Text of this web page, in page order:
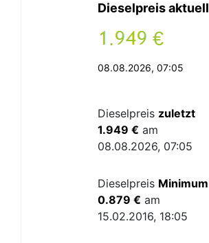
Dieselpreis aktuell
. €
08.08.2026, 07:05
Dieselpreis zuletzt
1.949 € am
08.08.2026, 07:05
Dieselpreis Minimum
0.879 € am
15.02.2016, 18:05